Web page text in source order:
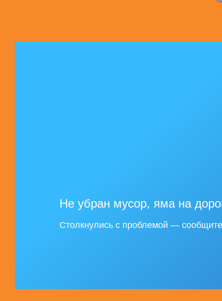
Не убран мусор, яма на
Столкнулись с проблемой —